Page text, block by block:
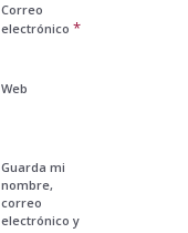
Correo
electrónico *
Web
Guarda mi
nombre,
correo
electrónico y